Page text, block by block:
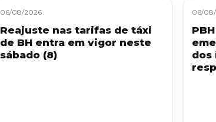
06/08/2026
Reajuste nas tarifas de táxi
de BH entra em vigor neste
sábado (8)
06/
dos